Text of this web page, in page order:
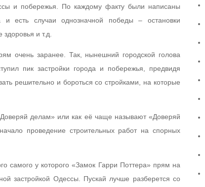
и побережья. По каждому факту были написаны
и есть случаи однозначной победы – остановки
и т.д.
очень заранее. Так, нынешний городской голова
пик застройки города и побережья, предвидя
решительно и бороться со стройками, на которые
делам» или как её чаще называют «Доверяй
проведение строительных работ на спорных
самого у которого «Замок Гарри Поттера» прям на
застройкой Одессы. Пускай лучше разберется со